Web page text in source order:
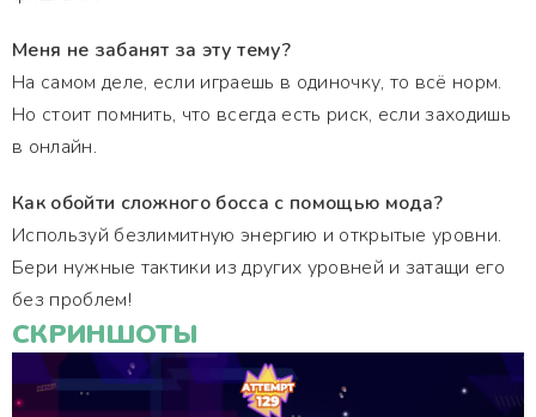
Меня не забанят за эту тему?
На самом деле, если играешь в одиночку, то всё норм.
Но стоит помнить, что всегда есть риск, если заходишь
в онлайн.
Как обойти сложного босса с помощью мода?
Используй безлимитную энергию и открытые уровни.
Бери нужные тактики из других уровней и затащи его
без проблем!
СКРИНШОТЫ